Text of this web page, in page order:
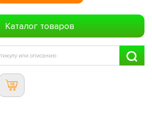
Каталог товаров